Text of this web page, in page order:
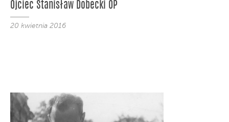
Ojciec Stanisław Dobecki OP
20 kwietnia 2016